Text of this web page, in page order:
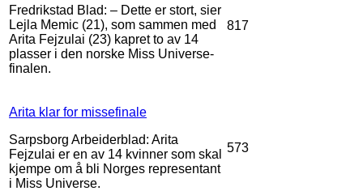
Fredrikstad Blad: – Dette er stort, sier
Lejla Memic (21), som sammen med
Arita Fejzulai (23) kapret to av 14
plasser i den norske Miss Universe-
finalen.
817
Arita klar for missefinale
Sarpsborg Arbeiderblad: Arita
Fejzulai er en av 14 kvinner som skal
kjempe om å bli Norges representant
i Miss Universe.
573